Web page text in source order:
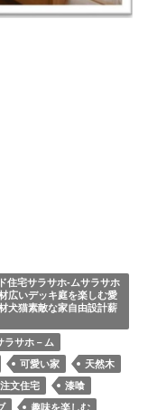
住宅サラサホ-ムサラサホ
広いデッキ庭を楽しむ愛
犬猫素敵な家自由設計薪
ラサホ－ム
可愛い家
天然木
注文住宅
漆喰
趣味を楽しむ